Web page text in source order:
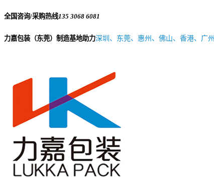
全国咨询/采购热线135 3068 6081
力嘉包装（东莞）制造基地助力深圳、东莞、惠州、佛山、香港、广州